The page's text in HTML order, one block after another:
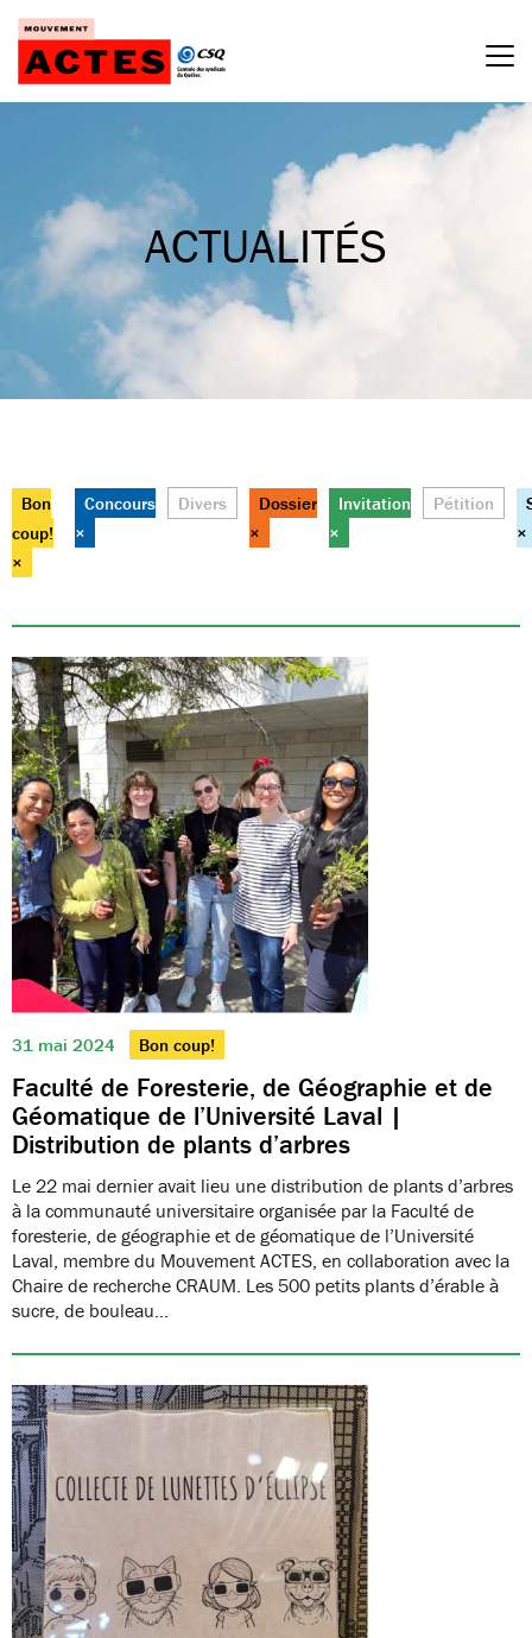
Passer
contenu
ACTUALITÉS
31 mai 2024 Bon coup!
Faculté de Foresterie, de Géographie et de
Géomatique de l’Université Laval |
Distribution de plants d’arbres
Le 22 mai dernier avait lieu une distribution de plants d’arbres
à la communauté universitaire organisée par la Faculté de
foresterie, de géographie et de géomatique de l’Université
Laval, membre du Mouvement ACTES, en collaboration avec la
Chaire de recherche CRAUM. Les 500 petits plants d’érable à
sucre, de bouleau…
Bon
coup!
×
Concours
×
Divers
Dossier
×
Invitation
×
Pétition
×